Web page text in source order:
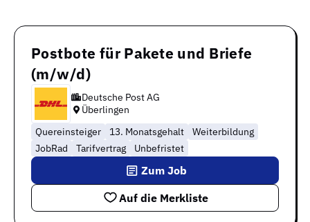
Postbote für Pakete und Briefe
(m/w/d)
Deutsche Post AG
Überlingen
Quereinsteiger
13. Monatsgehalt
Weiterbildung
JobRad
Tarifvertrag Unbefristet
Auf die Merkliste
Zum Job